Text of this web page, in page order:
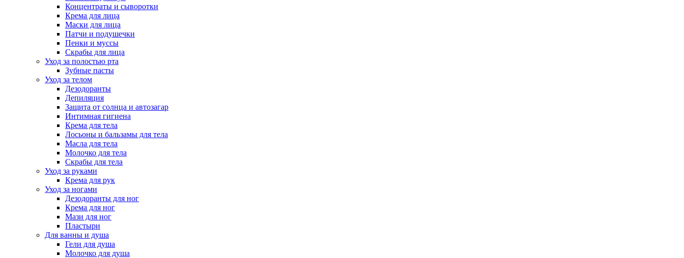
Концентраты и сыворотки
Крема для лица
Маски для лица
Патчи и подушечки
Пенки и муссы
Скрабы для лица
Уход за полостью рта
Зубные пасты
Уход за телом
Дезодоранты
Депиляция
Защита от солнца и автозагар
Интимная гигиена
Крема для тела
Лосьоны и бальзамы для тела
Масла для тела
Молочко для тела
Скрабы для тела
Уход за руками
Крема для рук
Уход за ногами
Дезодоранты для ног
Крема для ног
Мази для ног
Пластыри
Для ванны и душа
Гели для душа
Молочко для душа